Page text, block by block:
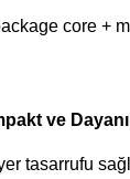
ve
tasarrufu